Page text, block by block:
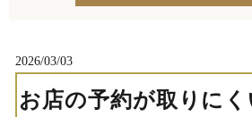
2026/03/03
お店の予約が取りに